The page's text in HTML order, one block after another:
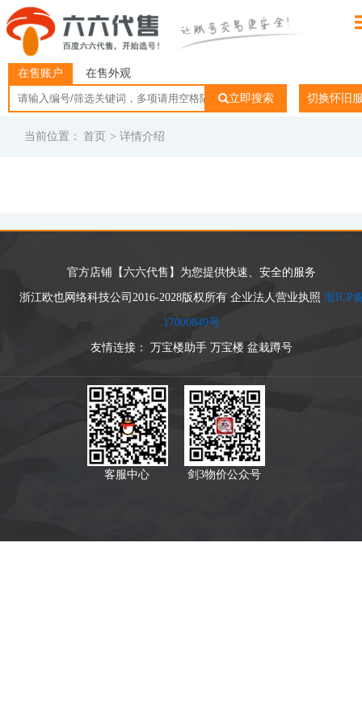
在售账户 在售外观
立即搜索 切换怀旧
当前位置： 首页 > 详情介绍
官方店铺【六六代售】为您提供快速、安全的服务
浙江欧也网络科技公司2016-2028版权所有 企业法人营业执照 浙ICP
17000849号
友情连接：万宝楼助手 万宝楼 盆栽蹲号
客服中心 剑3物价公众号